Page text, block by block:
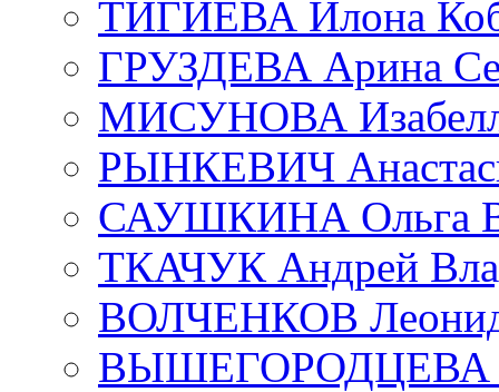
ТИГИЕВА Илона
ГРУЗДЕВА Арина
МИСУНОВА
РЫНКЕВИЧ
САУШКИНА Ольга
ТКАЧУК Андрей
ВОЛЧЕНКОВ Леонид
ВЫШЕГОРОДЦЕВА